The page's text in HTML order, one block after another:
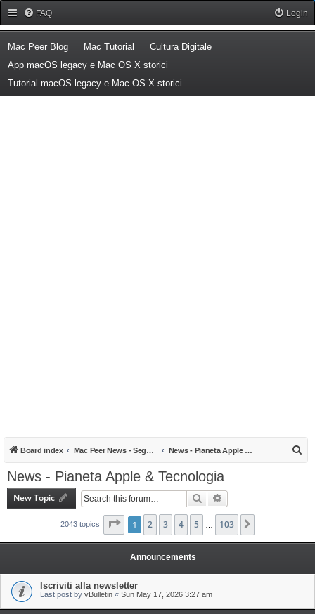
FAQ Login
Mac Peer Blog(Opens a new tab)
Mac Tutorial (Opens a new tab)
Cultura Digitale(Opens a new tab)
App macOS legacy e Mac OS X storici
Tutorial macOS legacy e Mac OS X storici
Board index Mac Peer News - Segnalazioni, notizie, recensioni News - Pianeta Apple & Tecnologia
News - Pianeta Apple & Tecnologia
New Topic Search
2043 topics Page of 103
1 2 3 4 5 103
Announcements
Iscriviti alla newsletter
Last post by vBulletin « Sun May 17, 2026 3:27 am